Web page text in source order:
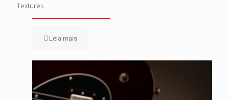
Textures
Leia mais